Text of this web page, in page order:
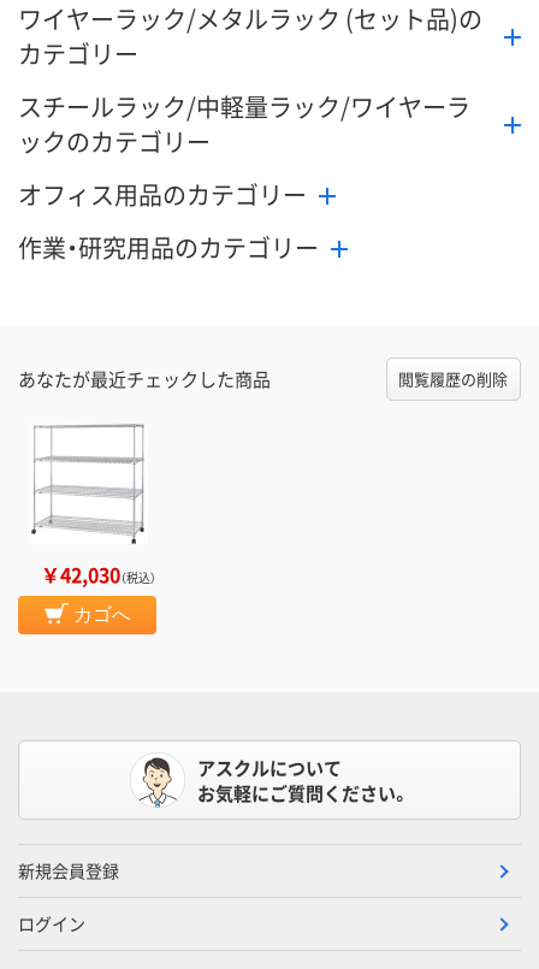
ワイヤーラック/メタルラック (セット品)の
カテゴリー
スチールラック/中軽量ラック/ワイヤーラ
ックのカテゴリー
オフィス用品のカテゴリー
作業・研究用品のカテゴリー
あなたが最近チェックした商品 閲覧履歴の削除
￥42,030（税込）
カゴへ
アスクルについて
お気軽にご質問ください。
新規会員登録
ログイン